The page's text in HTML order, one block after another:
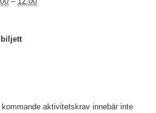
aktivitetskrav innebär inte